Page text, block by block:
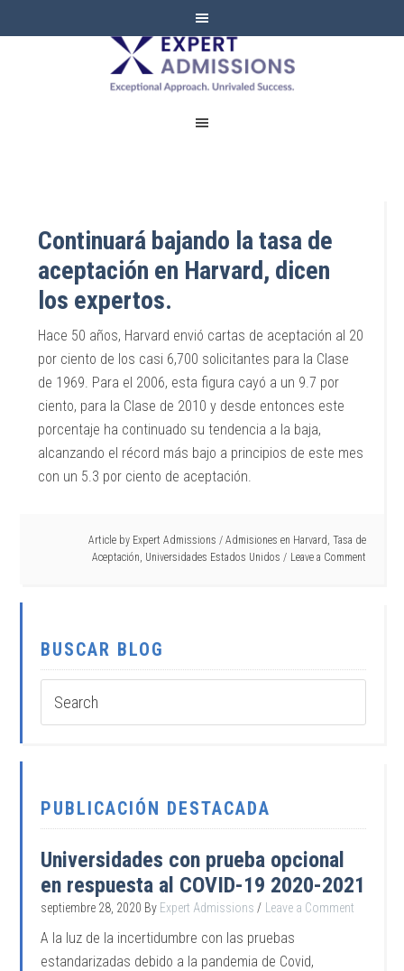
EXPERT
ADMISSIONS
Continuará bajando la tasa de
aceptación en Harvard, dicen
los expertos.
Hace 50 años, Harvard envió cartas de aceptación al 20
por ciento de los casi 6,700 solicitantes para la Clase
de 1969. Para el 2006, esta figura cayó a un 9.7 por
ciento, para la Clase de 2010 y desde entonces este
porcentaje ha continuado su tendencia a la baja,
alcanzando el récord más bajo a principios de este mes
con un 5.3 por ciento de aceptación.
Article by Expert Admissions / Admisiones en Harvard, Tasa de
Aceptación, Universidades Estados Unidos Leave a Comment
BUSCAR BLOG
PUBLICACIÓN DESTACADA
Universidades con prueba opcional
en respuesta al COVID-19 2020-2021
septiembre 28, 2020 By Expert Admissions Leave a Comment
A la luz de la incertidumbre con las pruebas
estandarizadas debido a la pandemia de Covid,